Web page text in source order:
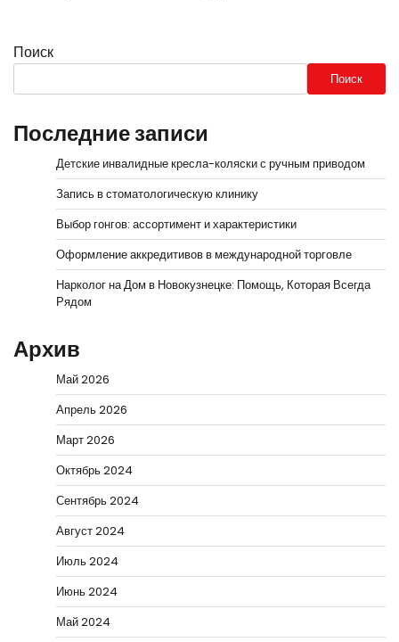
Поиск
Поиск
Последние записи
Детские инвалидные кресла-коляски с ручным приводом
Запись в стоматологическую клинику
Выбор гонгов: ассортимент и характеристики
Оформление аккредитивов в международной торговле
Нарколог на Дом в Новокузнецке: Помощь, Которая Всегда
Рядом
Архив
Май 2026
Апрель 2026
Март 2026
Октябрь 2024
Сентябрь 2024
Август 2024
Июль 2024
Июнь 2024
Май 2024